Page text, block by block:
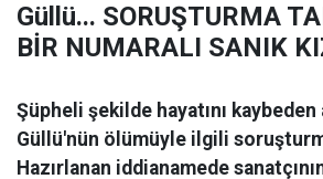
Güllü... SORUŞTURMA
BİR NUMARALI SANIK
Şüpheli şekilde hayatını kaybeden
Güllü'nün ölümüyle ilgili
Hazırlanan iddianamede